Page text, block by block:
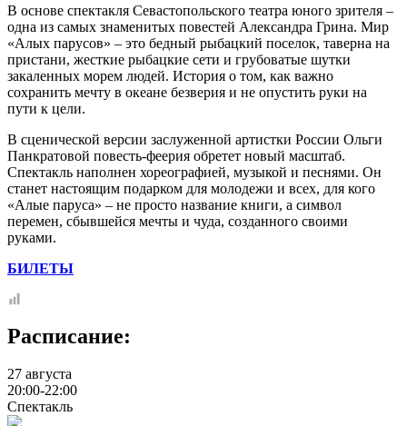
В основе спектакля Севастопольского театра юного зрителя –
одна из самых знаменитых повестей Александра Грина. Мир
«Алых парусов» – это бедный рыбацкий поселок, таверна на
пристани, жесткие рыбацкие сети и грубоватые шутки
закаленных морем людей. История о том, как важно
сохранить мечту в океане безверия и не опустить руки на
пути к цели.
В сценической версии заслуженной артистки России Ольги
Панкратовой повесть-феерия обретет новый масштаб.
Спектакль наполнен хореографией, музыкой и песнями. Он
станет настоящим подарком для молодежи и всех, для кого
«Алые паруса» – не просто название книги, а символ
перемен, сбывшейся мечты и чуда, созданного своими
руками.
БИЛЕТЫ
Расписание:
27 августа
20:00-22:00
Спектакль